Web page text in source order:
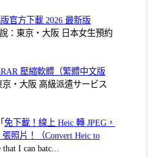
官方下載 2026 最新版
說：東京・大阪 日本女生預約
壓縮軟體（繁體中文版
京・大阪 高級派遣サービス
免下載！線上 Heic 轉 JPEG，
照片！（Convert Heic to
I can batc...